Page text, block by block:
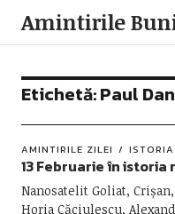
Amintirile
Etichetă:Paul
AMINTIRILE ZILEI
13 Februarie în istoria
Nanosatelit Goliat,
Horia Căciulescu,